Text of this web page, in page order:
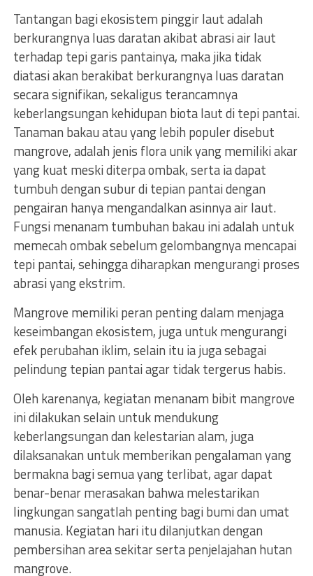
Tantangan bagi ekosistem pinggir laut adalah
berkurangnya luas daratan akibat abrasi air laut
terhadap tepi garis pantainya, maka jika tidak
diatasi akan berakibat berkurangnya luas daratan
secara signifikan, sekaligus terancamnya
keberlangsungan kehidupan biota laut di tepi pantai.
Tanaman bakau atau yang lebih populer disebut
mangrove, adalah jenis flora unik yang memiliki akar
yang kuat meski diterpa ombak, serta ia dapat
tumbuh dengan subur di tepian pantai dengan
pengairan hanya mengandalkan asinnya air laut.
Fungsi menanam tumbuhan bakau ini adalah untuk
memecah ombak sebelum gelombangnya mencapai
tepi pantai, sehingga diharapkan mengurangi proses
abrasi yang ekstrim.
Mangrove memiliki peran penting dalam menjaga
keseimbangan ekosistem, juga untuk mengurangi
efek perubahan iklim, selain itu ia juga sebagai
pelindung tepian pantai agar tidak tergerus habis.
Oleh karenanya, kegiatan menanam bibit mangrove
ini dilakukan selain untuk mendukung
keberlangsungan dan kelestarian alam, juga
dilaksanakan untuk memberikan pengalaman yang
bermakna bagi semua yang terlibat, agar dapat
benar-benar merasakan bahwa melestarikan
lingkungan sangatlah penting bagi bumi dan umat
manusia. Kegiatan hari itu dilanjutkan dengan
pembersihan area sekitar serta penjelajahan hutan
mangrove.